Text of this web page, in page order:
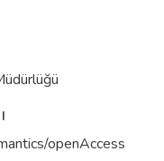
openAccess